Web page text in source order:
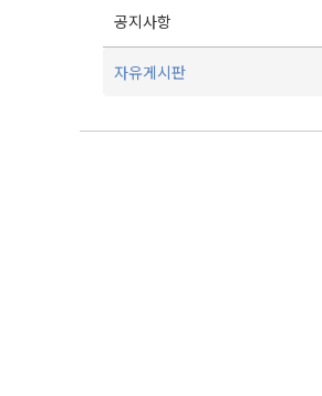
공지사항
자유게시판